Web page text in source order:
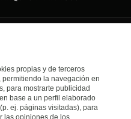
propias y de terceros
la navegación en
para mostrarte publicidad
base a un perfil elaborado
ej. páginas visitadas), para
las opiniones de los